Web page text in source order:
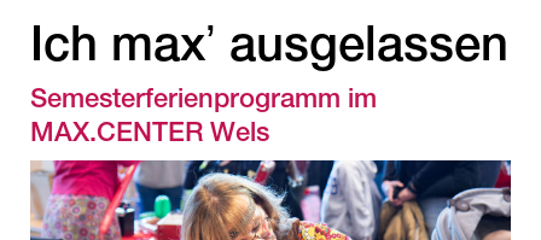
Ich maxʼ ausgelassen
Semesterferienprogramm im
MAX.CENTER Wels